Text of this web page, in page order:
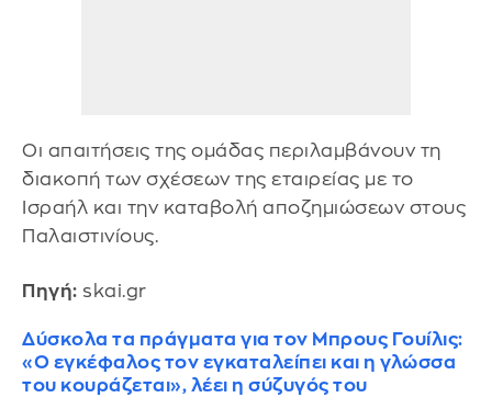
Οι απαιτήσεις της ομάδας περιλαμβάνουν τη
διακοπή των σχέσεων της εταιρείας με το
Ισραήλ και την καταβολή αποζημιώσεων στους
Παλαιστινίους.
Πηγή: skai.gr
Δύσκολα τα πράγματα για τον Μπρους Γουίλις:
«Ο εγκέφαλος τον εγκαταλείπει και η γλώσσα
του κουράζεται», λέει η σύζυγός του